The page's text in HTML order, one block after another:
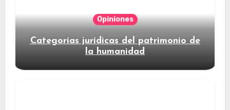
Opiniones
Categorías jurídicas del patrimonio de
la humanidad